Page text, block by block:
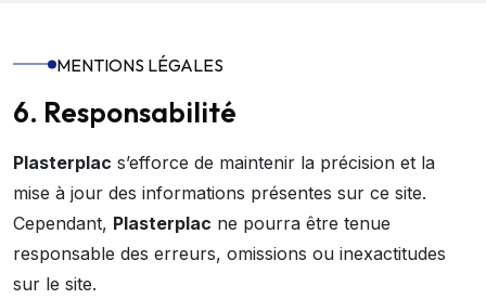
MENTIONS LÉGALES
6. Responsabilité
Plasterplac s’efforce de maintenir la précision et la
mise à jour des informations présentes sur ce site.
Cependant, Plasterplac ne pourra être tenue
responsable des erreurs, omissions ou inexactitudes
sur le site.